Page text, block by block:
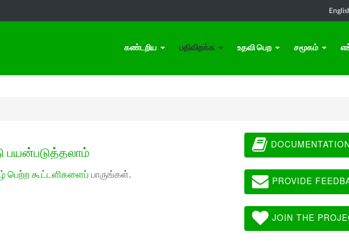
கண்டறிய பதிவிறக்க உதவி பெற சமூகம்
பயன்படுத்தலாம்
பெற்ற கூட்டளிகளைப் பாருங்கள்.
DOCUMENTATION
PROVIDE
JOIN THE